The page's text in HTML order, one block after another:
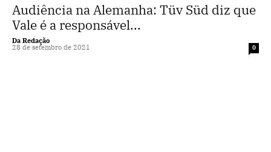
Audiência na Alemanha: Tüv Süd diz que
Vale é a responsável...
Da Redação -
28 de setembro de 2021 0